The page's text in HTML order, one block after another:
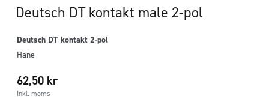
Deutsch DT kontakt male 2-pol
Deutsch DT kontakt 2-pol
Hane
62,50 kr
Inkl. moms